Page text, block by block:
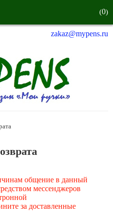
(0)
zakaz@mypens.ru
общение в данный
мессенджеров
за доставленные